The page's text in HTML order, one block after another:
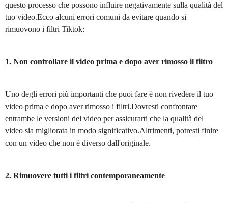
questo processo che possono influire negativamente sulla qualità del
tuo video.Ecco alcuni errori comuni da evitare quando si
rimuovono i filtri Tiktok:
1. Non controllare il video prima e dopo aver rimosso il filtro
Uno degli errori più importanti che puoi fare è non rivedere il tuo
video prima e dopo aver rimosso i filtri.Dovresti confrontare
entrambe le versioni del video per assicurarti che la qualità del
video sia migliorata in modo significativo.Altrimenti, potresti finire
con un video che non è diverso dall'originale.
2. Rimuovere tutti i filtri contemporaneamente